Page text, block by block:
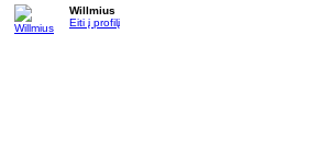
Willmius
Eiti į profilį